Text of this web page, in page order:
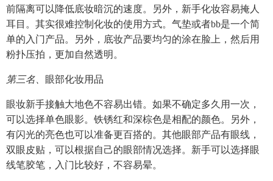
前隔离可以降低底妆暗沉的速度。另外，新手化妆容易掩人
耳目。其实很难控制化妆的使用方式。气垫或者bb是一个简
单的入门产品。另外，底妆产品要均匀的涂在脸上，然后用
粉扑压拍，更加自然透明。
第三名、 眼部化妆用品
眼妆新手接触大地色不容易出错。如果不确定多久用一次，
可以选择单色眼影。铁锈红和深棕色是相配的颜色。另外，
有闪光的亮色也可以准备更百搭的。其他眼部产品有眼线，
双眼皮贴，可以根据自己的眼部情况选择。新手可以选择眼
线笔胶笔，入门比较好，不容易晕。